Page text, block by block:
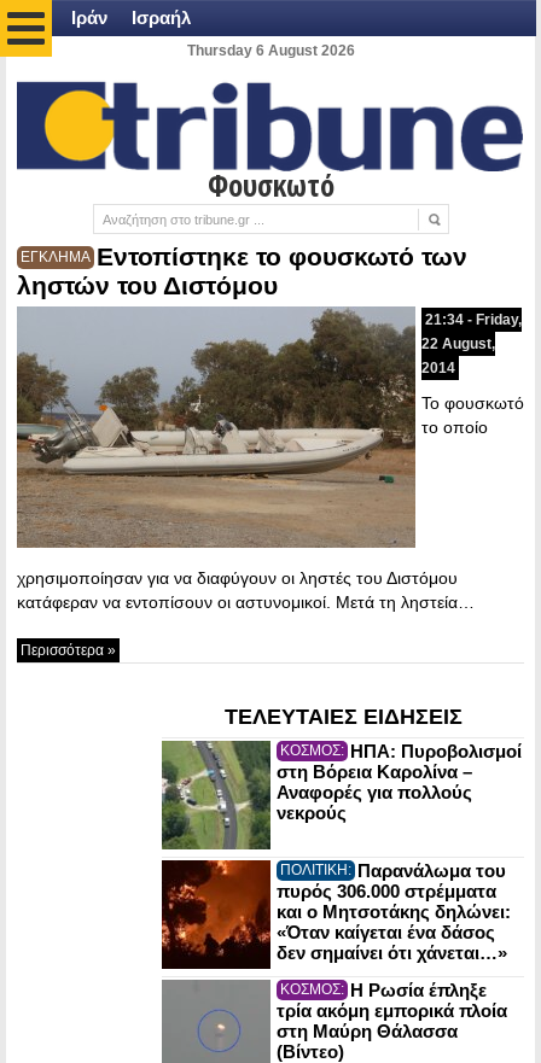
Ιράν Ισραήλ
Thursday 6 August 2026
Φουσκωτό
ΕΓΚΛΗΜΑ Εντοπίστηκε το φουσκωτό των
ληστών του Διστόμου
21:34 - Friday,
22 August,
2014
Το φουσκωτό
το οποίο
χρησιμοποίησαν για να διαφύγουν οι ληστές του Διστόμου
κατάφεραν να εντοπίσουν οι αστυνομικοί. Μετά τη ληστεία…
Περισσότερα »
ΤΕΛΕΥΤΑΙΕΣ ΕΙΔΗΣΕΙΣ
ΚΟΣΜΟΣ: ΗΠΑ: Πυροβολισμοί
στη Βόρεια Καρολίνα –
Αναφορές για πολλούς
νεκρούς
ΠΟΛΙΤΙΚΗ: Παρανάλωμα του
πυρός 306.000 στρέμματα
και ο Μητσοτάκης δηλώνει:
«Όταν καίγεται ένα δάσος
δεν σημαίνει ότι χάνεται…»
ΚΟΣΜΟΣ: Η Ρωσία έπληξε
τρία ακόμη εμπορικά πλοία
στη Μαύρη Θάλασσα
(Βίντεο)